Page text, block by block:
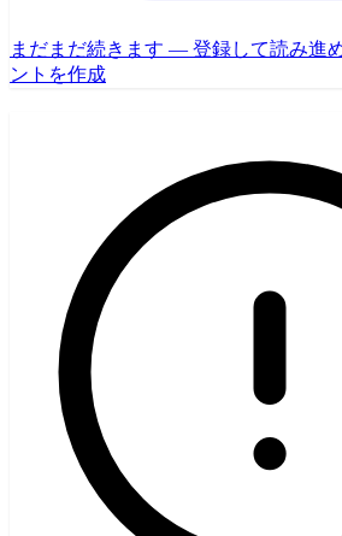
まだまだ続きます — 登録して読み進
ントを作成